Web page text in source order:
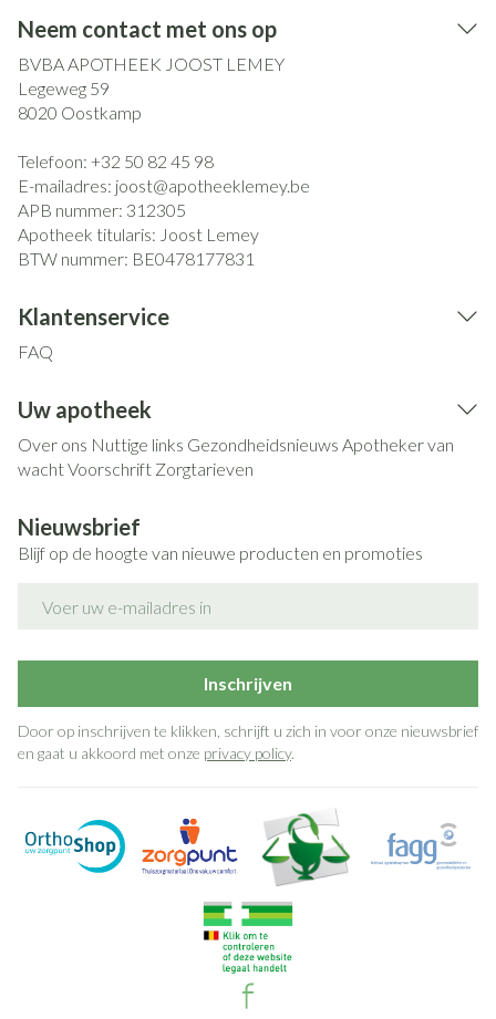
Neem contact met ons op
BVBA APOTHEEK JOOST LEMEY
Legeweg 59
8020 Oostkamp
Telefoon: +32 50 82 45 98
E-mailadres: joost@apotheeklemey.be
APB nummer: 312305
Apotheek titularis: Joost Lemey
BTW nummer: BE0478177831
Klantenservice
FAQ
Uw apotheek
Over ons Nuttige links Gezondheidsnieuws Apotheker van
wachtVoorschrift Zorgtarieven
Nieuwsbrief
Blijf op de hoogte van nieuwe producten en promoties
Inschrijven
Door op inschrijven te klikken, schrijft u zich in voor onze nieuwsbrief
en gaat u akkoord met onze privacy policy.